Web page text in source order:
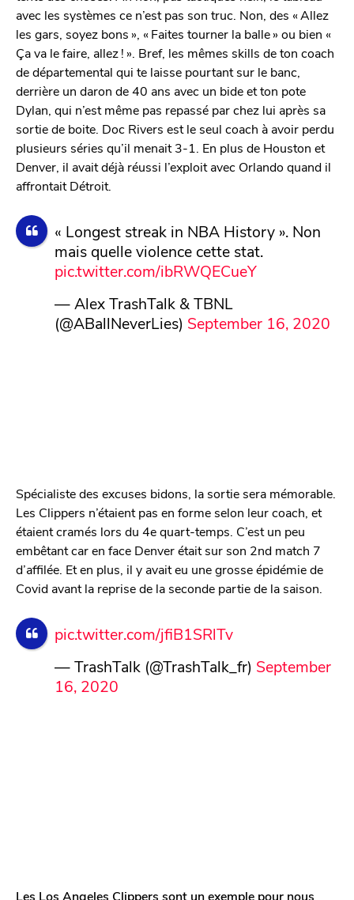
avec les systèmes ce n’est pas son truc. Non, des « Allez
les gars, soyez bons », « Faites tourner la balle » ou bien «
Ça va le faire, allez ! ». Bref, les mêmes skills de ton coach
de départemental qui te laisse pourtant sur le banc,
derrière un daron de 40 ans avec un bide et ton pote
Dylan, qui n’est même pas repassé par chez lui après sa
sortie de boite. Doc Rivers est le seul coach à avoir perdu
plusieurs séries qu’il menait 3-1. En plus de Houston et
Denver, il avait déjà réussi l’exploit avec Orlando quand il
affrontait Détroit.
« Longest streak in NBA History ». Non
mais quelle violence cette stat.
pic.twitter.com/ibRWQECueY
— Alex TrashTalk & TBNL
(@ABallNeverLies) September 16, 2020
Spécialiste des excuses bidons, la sortie sera mémorable.
Les Clippers n’étaient pas en forme selon leur coach, et
étaient cramés lors du 4e quart-temps. C’est un peu
embêtant car en face Denver était sur son 2nd match 7
d’affilée. Et en plus, il y avait eu une grosse épidémie de
Covid avant la reprise de la seconde partie de la saison.
pic.twitter.com/jfiB1SRlTv
— TrashTalk (@TrashTalk_fr) September
16, 2020
Les Los Angeles Clippers sont un exemple pour nous